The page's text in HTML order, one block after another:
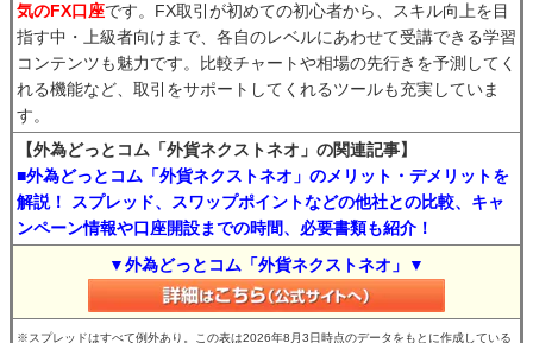
気のFX口座です。FX取引が初めての初心者から、スキル向上を目
指す中・上級者向けまで、各自のレベルにあわせて受講できる学習
コンテンツも魅力です。比較チャートや相場の先行きを予測してく
れる機能など、取引をサポートしてくれるツールも充実していま
す。
【外為どっとコム「外貨ネクストネオ」の関連記事】
■外為どっとコム「外貨ネクストネオ」のメリット・デメリットを
解説！ スプレッド、スワップポイントなどの他社との比較、キャ
ンペーン情報や口座開設までの時間、必要書類も紹介！
▼外為どっとコム「外貨ネクストネオ」▼
※スプレッドはすべて例外あり。この表は2026年8月3日時点のデータをもとに作成している